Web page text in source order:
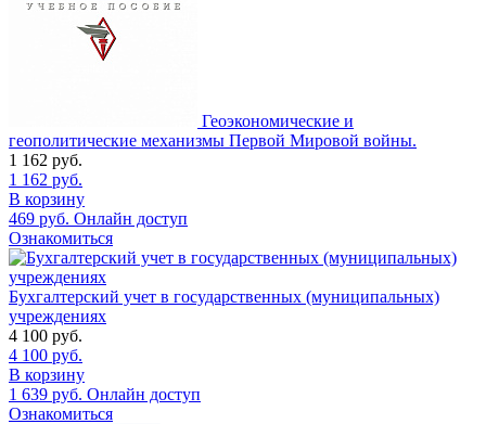
Геоэкономические и
геополитические механизмы Первой Мировой войны.
1 162 руб.
1 162 руб.
В корзину
469 руб. Онлайн доступ
Ознакомиться
Бухгалтерский учет в государственных (муниципальных)
учреждениях
4 100 руб.
4 100 руб.
В корзину
1 639 руб. Онлайн доступ
Ознакомиться